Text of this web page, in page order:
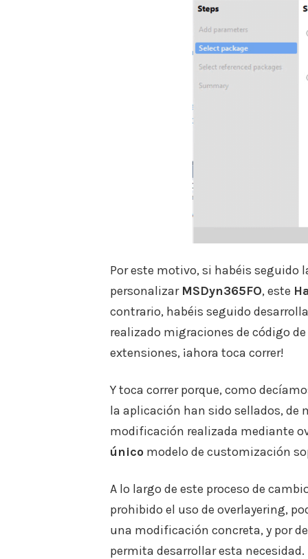
Por este motivo, si habéis seguido
personalizar MSDyn365FO, este
contrario, habéis seguido
realizado migraciones de código
extensiones, ¡ahora toca correr!
Y toca correr porque, como
la aplicación han sido sellados, de
modificación realizada mediante
único modelo de customización
A lo largo de este proceso de
prohibido el uso de overlayering,
una modificación concreta, y por
permita desarrollar esta